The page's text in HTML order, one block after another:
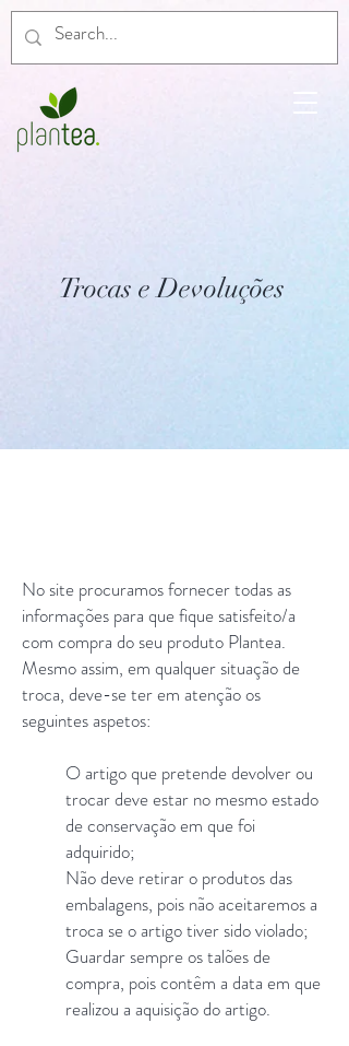
Trocas e Devoluções
No site procuramos fornecer todas as
informações para que fique satisfeito/a
com compra do seu produto Plantea.
Mesmo assim, em qualquer situação de
troca, deve-se ter em atenção os
seguintes aspetos:
O artigo que pretende devolver ou
trocar deve estar no mesmo estado
de conservação em que foi
adquirido;
Não deve retirar o produtos das
embalagens, pois não aceitaremos a
troca se o artigo tiver sido violado;
Guardar sempre os talões de
compra, pois contêm a data em que
realizou a aquisição do artigo.